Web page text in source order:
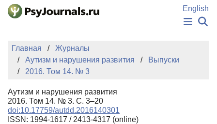
Перейти к основному содержанию
English
НОВОСТИ
АВТОРЫ
КЛЮЧЕВЫЕ СЛОВА
Регистрация
Главная
Журналы
Аутизм и нарушения развития
Выпуски
2016. Том 14. № 3
Аутизм и нарушения развития
2016. Том 14. № 3. С. 3–20
doi:10.17759/autdd.2016140301
ISSN: 1994-1617 / 2413-4317 (online)